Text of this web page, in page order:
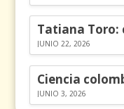
JUNIO 22, 2026
JUNIO 3, 2026